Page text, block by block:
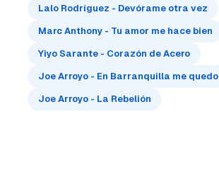
Lalo Rodríguez - Devórame otra vez
Marc Anthony - Tu amor me hace bien
Yiyo Sarante - Corazón de Acero
Joe Arroyo - En Barranquilla me quedo
Joe Arroyo - La Rebelión